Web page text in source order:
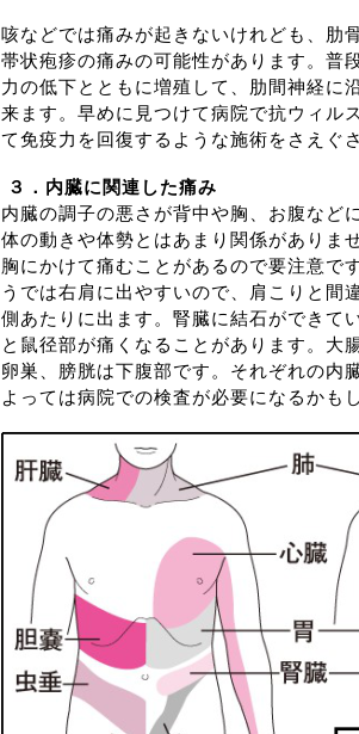
咳などでは痛みが起きないけれども、肋
帯状疱疹の痛みの可能性があります。普
力の低下とともに増殖して、肋間神経に
来ます。早めに見つけて病院で抗ウィル
て免疫力を回復するような施術をさえぐ
３． 内臓に関連した痛み
内臓の調子の悪さが背中や胸、お腹など
体の動きや体勢とはあまり関係がありま
胸にかけて痛むことがあるので要注意で
うでは右肩に出やすいので、肩こりと間
側あたりに出ます。腎臓に結石ができて
と鼠径部が痛くなることがあります。大
卵巣、膀胱は下腹部です。それぞれの内
よっては病院での検査が必要になるかも